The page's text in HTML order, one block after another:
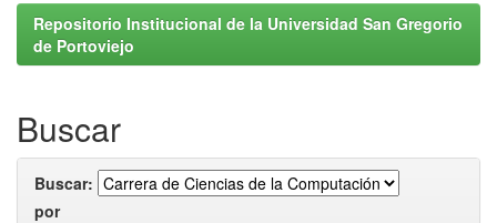
Repositorio Institucional de la Universidad San Gregorio
de Portoviejo
Buscar
Buscar:
por